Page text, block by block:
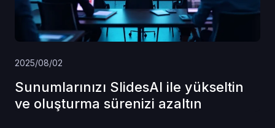
2025/08/02
Sunumlarınızı SlidesAI ile yükseltin
ve oluşturma sürenizi azaltın